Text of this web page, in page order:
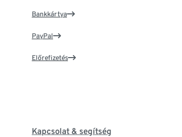
Bankkártya
PayPal
Előrefizetés
Kapcsolat & segítség